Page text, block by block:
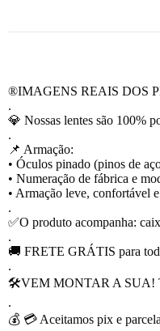
®️IMAGENS REAIS DOS
.
💎 Nossas lentes são 100%
.
📌 Armação:
• Óculos pinado (pinos de
• Numeração de fábrica e
• Armação leve, confortável
.
✅O produto acompanha:
.
🚚 FRETE GRÁTIS para
.
🛠VEM MONTAR A SUA!
.
💰 💳 Aceitamos pix e